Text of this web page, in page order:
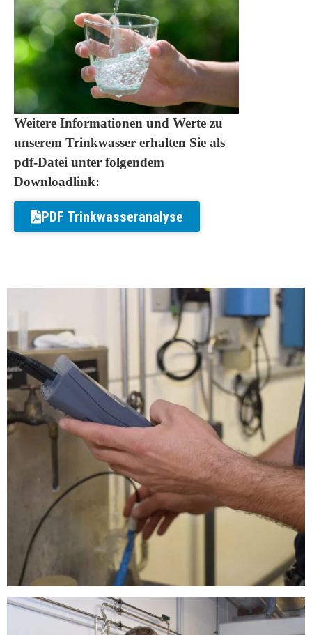
Weitere Informationen und Werte zu
unserem Trinkwasser erhalten Sie als
pdf-Datei unter folgendem
Downloadlink:
PDF Trinkwasseranalyse